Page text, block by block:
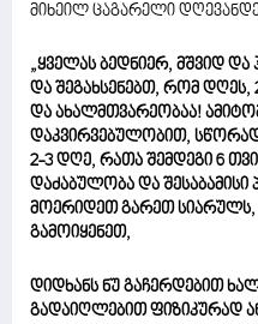
მიხეილ ცაგარელი
„ყველას ბედნიერ, მშვიდ
და შეგახსენებთ, რომ დღეს,
და ახალმთვარეობაა!
დაკვირვებულობით,
2-3 დღე, რათა შემდეგი 6
დაძაბულობა და
მოერიდეთ გარეთ სიარულს,
გამოიყენეთ,
დიდხანს ნუ გაჩერდებით
გადაიღლებით ფიზიკურად